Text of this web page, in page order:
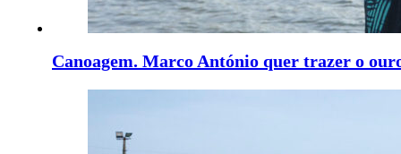
Canoagem. Marco António quer trazer o